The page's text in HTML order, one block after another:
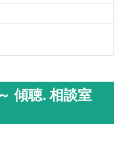
傾聴. 相談室